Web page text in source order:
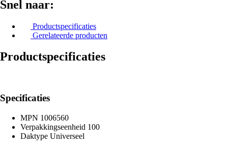
Snel naar:
Productspecificaties
Gerelateerde producten
Productspecificaties
Specificaties
MPN 1006560
Verpakkingseenheid 100
Daktype Universeel